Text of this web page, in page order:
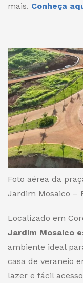
mais. Conheça
Foto aérea da
Jardim Mosaico –
Localizado em
Jardim Mosaico
ambiente ideal
casa de veraneio
lazer e fácil